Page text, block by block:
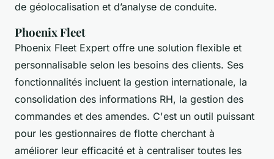
de géolocalisation et d’analyse de conduite.
Phoenix Fleet
Phoenix Fleet Expert offre une solution flexible et
personnalisable selon les besoins des clients. Ses
fonctionnalités incluent la gestion internationale, la
consolidation des informations RH, la gestion des
commandes et des amendes. C'est un outil puissant
pour les gestionnaires de flotte cherchant à
améliorer leur efficacité et à centraliser toutes les